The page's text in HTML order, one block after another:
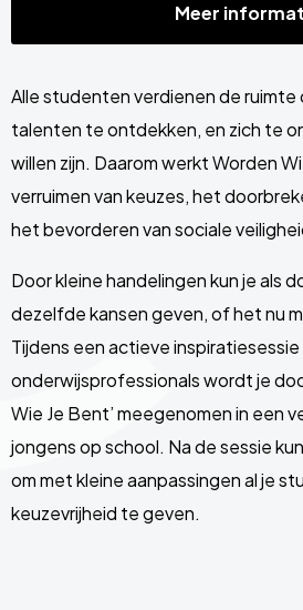
Meer
Alle studenten verdienen de ruimte
talenten te ontdekken, en zich te
willen zijn. Daarom werkt Worden
verruimen van keuzes, het
het bevorderen van sociale
Door kleine handelingen kun je als
dezelfde kansen geven, of het nu
Tijdens een actieve
onderwijsprofessionals wordt je
Wie Je Bent’ meegenomen in een
jongens op school. Na de sessie
om met kleine aanpassingen al je
keuzevrijheid te geven.